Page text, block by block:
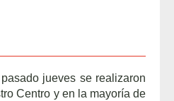
jueves se realizaron
Centro y en la mayoría de